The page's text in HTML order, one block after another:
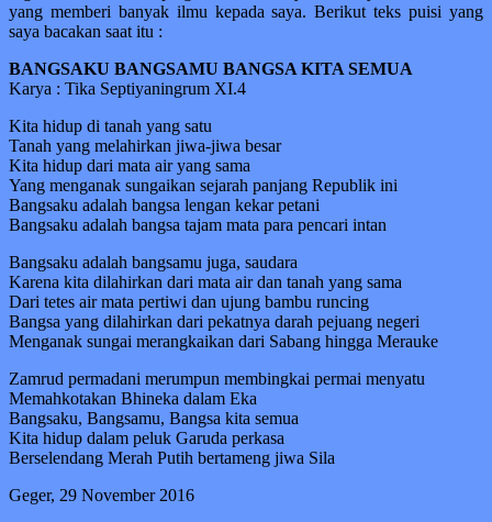
yang memberi banyak ilmu kepada saya. Berikut teks puisi yang
saya bacakan saat itu :
BANGSAKU BANGSAMU BANGSA KITA SEMUA
Karya : Tika Septiyaningrum XI.4
Kita hidup di tanah yang satu
Tanah yang melahirkan jiwa-jiwa besar
Kita hidup dari mata air yang sama
Yang menganak sungaikan sejarah panjang Republik ini
Bangsaku adalah bangsa lengan kekar petani
Bangsaku adalah bangsa tajam mata para pencari intan
Bangsaku adalah bangsamu juga, saudara
Karena kita dilahirkan dari mata air dan tanah yang sama
Dari tetes air mata pertiwi dan ujung bambu runcing
Bangsa yang dilahirkan dari pekatnya darah pejuang negeri
Menganak sungai merangkaikan dari Sabang hingga Merauke
Zamrud permadani merumpun membingkai permai menyatu
Memahkotakan Bhineka dalam Eka
Bangsaku, Bangsamu, Bangsa kita semua
Kita hidup dalam peluk Garuda perkasa
Berselendang Merah Putih bertameng jiwa Sila
Geger, 29 November 2016